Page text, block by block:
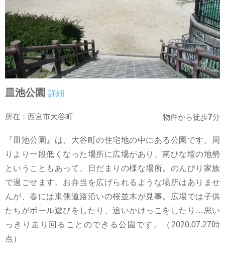
皿池公園 詳細
所在：西宮市大谷町 物件から徒歩7分
『皿池公園』は、大谷町の住宅地の中にある公園です。周
りより一段低くなった場所に広場があり、南ひな壇の地勢
ということもあって、日だまりの様な場所。のんびり家族
で過ごせます。お弁当を広げられるような場所はありませ
んが、春には東側道路沿いの桜並木が見事。広場では子供
たちがボール遊びをしたり、追いかけっこをしたり…思い
っきり走り回ることのできる公園です。（2020.07.27時
点）